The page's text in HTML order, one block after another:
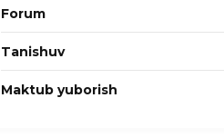
Forum
Tanishuv
Maktub yuborish